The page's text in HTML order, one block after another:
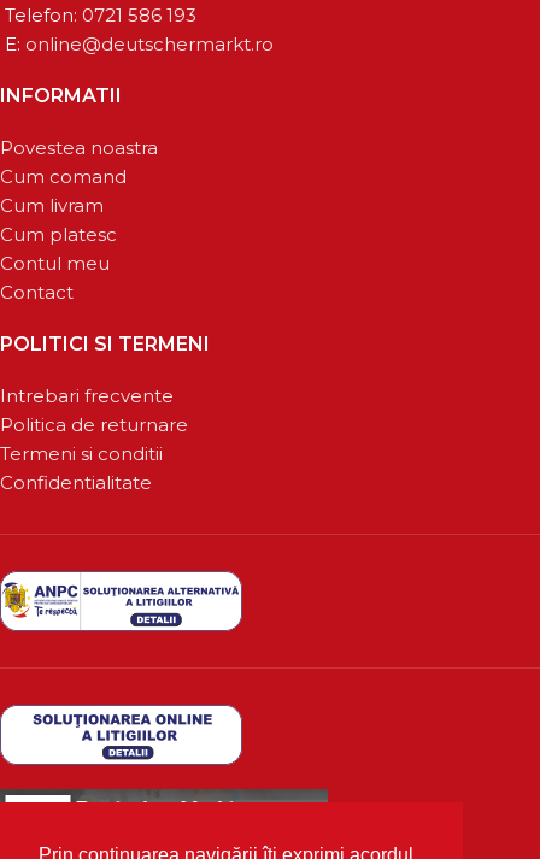
Telefon: 0721 586 193
E: online@deutschermarkt.ro
INFORMATII
Povestea noastra
Cum comand
Cum livram
Cum platesc
Contul meu
Contact
POLITICI SI TERMENI
Intrebari frecvente
Politica de returnare
Termeni si conditii
Confidentialitate